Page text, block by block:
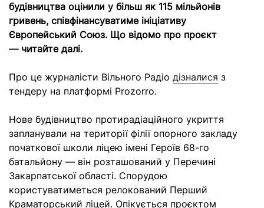
будівництва оцінили у більш як 115 мільйонів
гривень, співфінансуватиме ініціативу
Європейський Союз. Що відомо про проєкт
— читайте далі.
Про це журналісти Вільного Радіо дізналися з
тендеру на платформі Prozorro.
Нове будівництво протирадіаційного укриття
запланували на території філії опорного закладу
початкової школи ліцею імені Героїв 68-го
батальйону — він розташований у Перечині
Закарпатської області. Спорудою
користуватиметься релокований Перший
Краматорський ліцей. Опікується проєктом